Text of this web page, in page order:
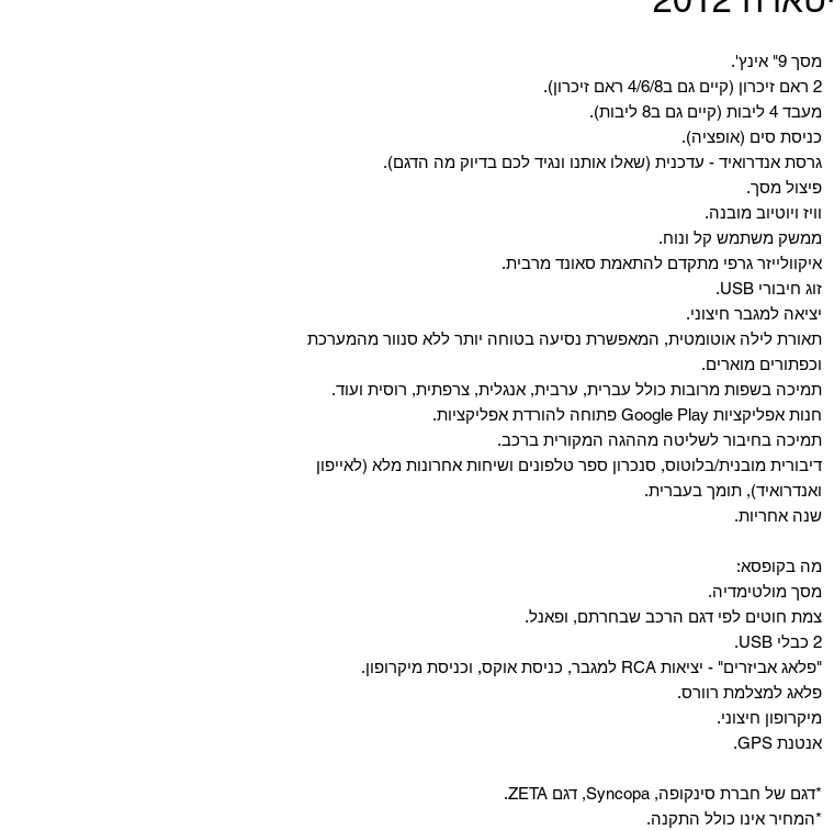
מסך 9" אינץ'.
2 ראם זיכרון (קיים גם ב4/6/8 ראם זיכרון).
מעבד 4 ליבות (קיים גם ב8 ליבות).
כניסת סים (אופציה).
גרסת אנדרואיד - עדכנית (שאלו אותנו ונגיד לכם בדיוק מה הדגם).
פיצול מסך.
וויז ויוטיוב מובנה.
ממשק משתמש קל ונוח.
איקוולייזר גרפי מתקדם להתאמת סאונד מרבית.
זוג חיבורי USB.
יציאה למגבר חיצוני.
תאורת לילה אוטומטית, המאפשרת נסיעה בטוחה יותר ללא סנוור מהמערכת
וכפתורים מוארים.
תמיכה בשפות מרובות כולל עברית, ערבית, אנגלית, צרפתית, רוסית ועוד.
‏חנות אפליקציות Google Play פתוחה להורדת אפליקציות.
‏תמיכה בחיבור לשליטה מההגה המקורית ברכב.
‏דיבורית מובנית/בלוטוס, ‏סנכרון ספר טלפונים ושיחות אחרונות מלא (לאייפון
ואנדרואיד), תומך בעברית.
שנה אחריות.
מה בקופסא:
מסך מולטימדיה.
צמת חוטים לפי דגם הרכב שבחרתם, ופאנל.
2 כבלי USB.
"פלאג אביזרים" - יציאות RCA למגבר, כניסת אוקס, וכניסת מיקרופון.
פלאג למצלמת רוורס.
מיקרופון חיצוני.
אנטנת GPS.
*דגם של חברת סינקופה, Syncopa, דגם ZETA.
*המחיר אינו כולל התקנה.